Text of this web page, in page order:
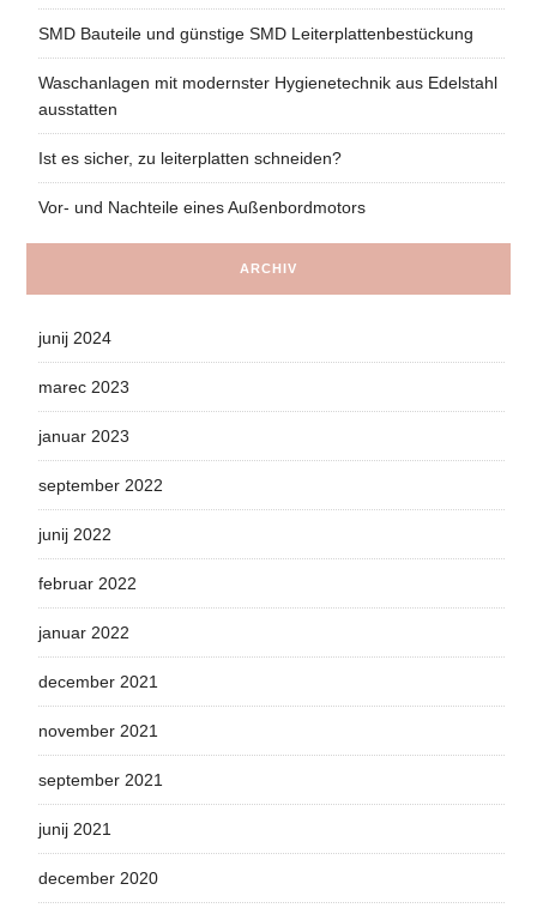
SMD Bauteile und günstige SMD Leiterplattenbestückung
Waschanlagen mit modernster Hygienetechnik aus Edelstahl
ausstatten
Ist es sicher, zu leiterplatten schneiden?
Vor- und Nachteile eines Außenbordmotors
ARCHIV
junij 2024
marec 2023
januar 2023
september 2022
junij 2022
februar 2022
januar 2022
december 2021
november 2021
september 2021
junij 2021
december 2020